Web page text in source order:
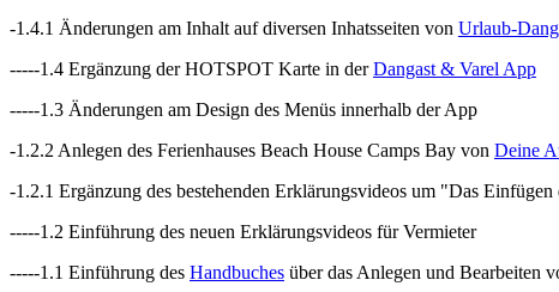
-1.4.1 Änderungen am Inhalt auf diversen Inhatsseiten von Urlaub-
-----1.4 Ergänzung der HOTSPOT Karte in derDangast & Varel App
-----1.3 Änderungen am Design des Menüs innerhalb der App
-1.2.2 Anlegen des Ferienhauses Beach House Camps Bay von Deine
-1.2.1 Ergänzung des bestehenden Erklärungsvideos um "Das
-----1.2 Einführung des neuen Erklärungsvideos für Vermieter
-----1.1 Einführung des Handbuches über das Anlegen und Bearbeiten